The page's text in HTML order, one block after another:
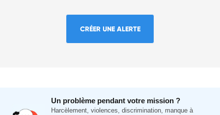
CRÉER UNE ALERTE
Un problème pendant votre mission ?
Harcèlement, violences, discrimination, manque à